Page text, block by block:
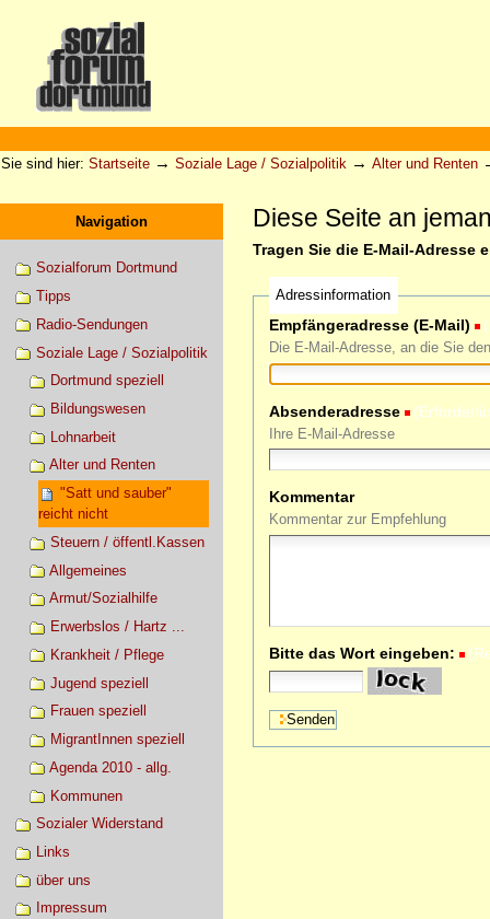
Werkzeuge
Sie sind hier: Startseite → Soziale Lage / Sozialpolitik → Alter und Renten
Navigation
Sozialforum Dortmund
Tipps
Radio-Sendungen
Soziale Lage / Sozialpolitik
Dortmund speziell
Bildungswesen
Lohnarbeit
Alter und Renten
"Satt und sauber"
reicht nicht
Steuern / öffentl.Kassen
Allgemeines
Armut/Sozialhilfe
Erwerbslos / Hartz ...
Krankheit / Pflege
Jugend speziell
Frauen speziell
MigrantInnen speziell
Agenda 2010 - allg.
Kommunen
Sozialer Widerstand
Links
über uns
Impressum
Diese Seite an
Tragen Sie die E-Mail-Adresse
Adressinformation
Empfängeradresse (E-Mail)
Die E-Mail-Adresse, an die Sie
Absenderadresse
Ihre E-Mail-Adresse
Kommentar
Kommentar zur Empfehlung
Bitte das Wort eingeben: